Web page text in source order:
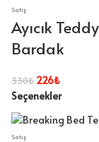
Satış
Ayıcık
Bardak
330₺226₺
Seçenekler
Satış